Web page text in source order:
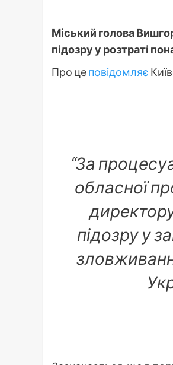
Міський голова
підозру у розтраті
Про цеповідомляє
“За
обласної
підозру у